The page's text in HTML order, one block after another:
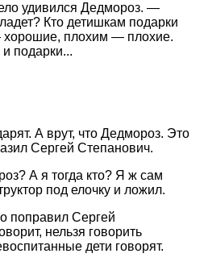
удивился Дедмороз. —
Кто детишкам подарки
плохим — плохие.
и подарки...
А врут, что Дедмороз. Это
Сергей Степанович.
А я тогда кто? Я ж сам
под елочку и ложил.
Сергей
нельзя говорить
дети говорят.